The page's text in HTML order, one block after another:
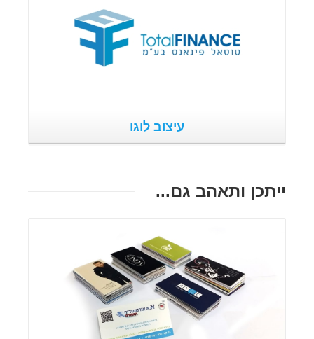
עיצוב לוגו
ייתכן ותאהב גם...
פרטים נוספים